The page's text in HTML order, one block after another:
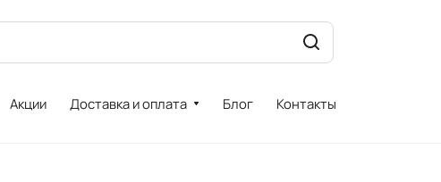
Акции Доставка и оплата Блог Контакты